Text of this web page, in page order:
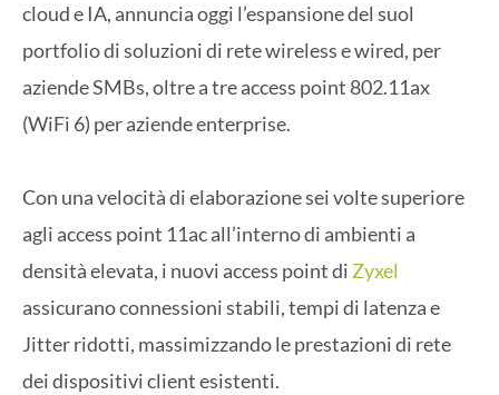
cloud e IA, annuncia oggi l’espansione del suol
portfolio di soluzioni di rete wireless e wired, per
aziende SMBs, oltre a tre access point 802.11ax
(WiFi 6) per aziende enterprise.
Con una velocità di elaborazione sei volte superiore
agli access point 11ac all’interno di ambienti a
densità elevata, i nuovi access point diZyxel
assicurano connessioni stabili, tempi di latenza e
Jitter ridotti, massimizzando le prestazioni di rete
dei dispositivi client esistenti.